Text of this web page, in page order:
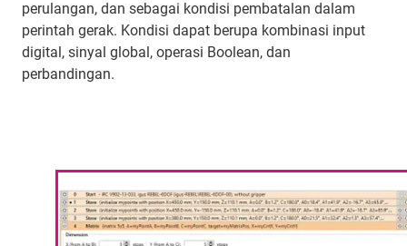
perulangan, dan sebagai kondisi pembatalan dalam
perintah gerak. Kondisi dapat berupa kombinasi input
digital, sinyal global, operasi Boolean, dan
perbandingan.